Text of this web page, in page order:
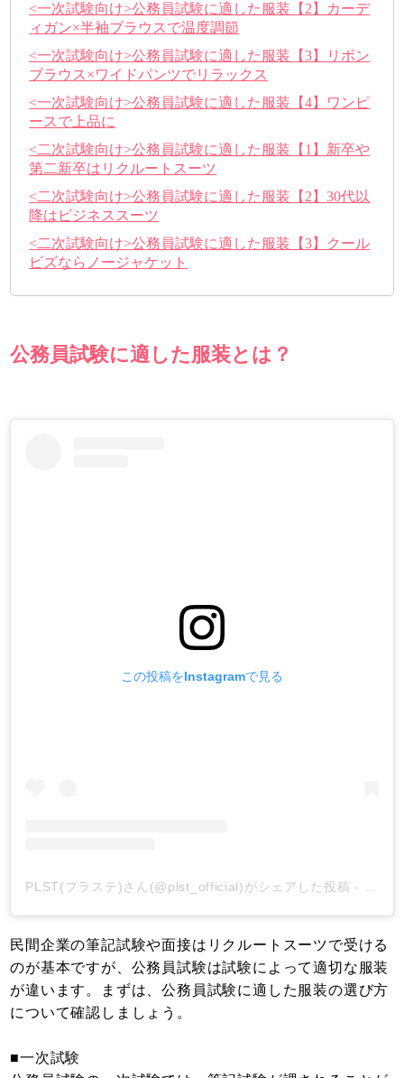
<一次試験向け>公務員試験に適した服装【2】カーデ
ィガン×半袖ブラウスで温度調節
<一次試験向け>公務員試験に適した服装【3】リボン
ブラウス×ワイドパンツでリラックス
<一次試験向け>公務員試験に適した服装【4】ワンピ
ースで上品に
<二次試験向け>公務員試験に適した服装【1】新卒や
第二新卒はリクルートスーツ
<二次試験向け>公務員試験に適した服装【2】30代以
降はビジネススーツ
<二次試験向け>公務員試験に適した服装【3】クール
ビズならノージャケット
公務員試験に適した服装とは？
この投稿をInstagramで見る
PLST(プラステ)さん(@plst_official)がシェアした投稿 -
民間企業の筆記試験や面接はリクルートスーツで受ける
のが基本ですが、公務員試験は試験によって適切な服装
が違います。まずは、公務員試験に適した服装の選び方
について確認しましょう。
■一次試験